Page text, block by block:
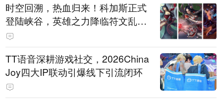
时空回溯，热血归来！科加斯正式
登陆峡谷，英雄之力降临符文乱
斗！
TT语音深耕游戏社交，2026China
Joy四大IP联动引爆线下引流闭环